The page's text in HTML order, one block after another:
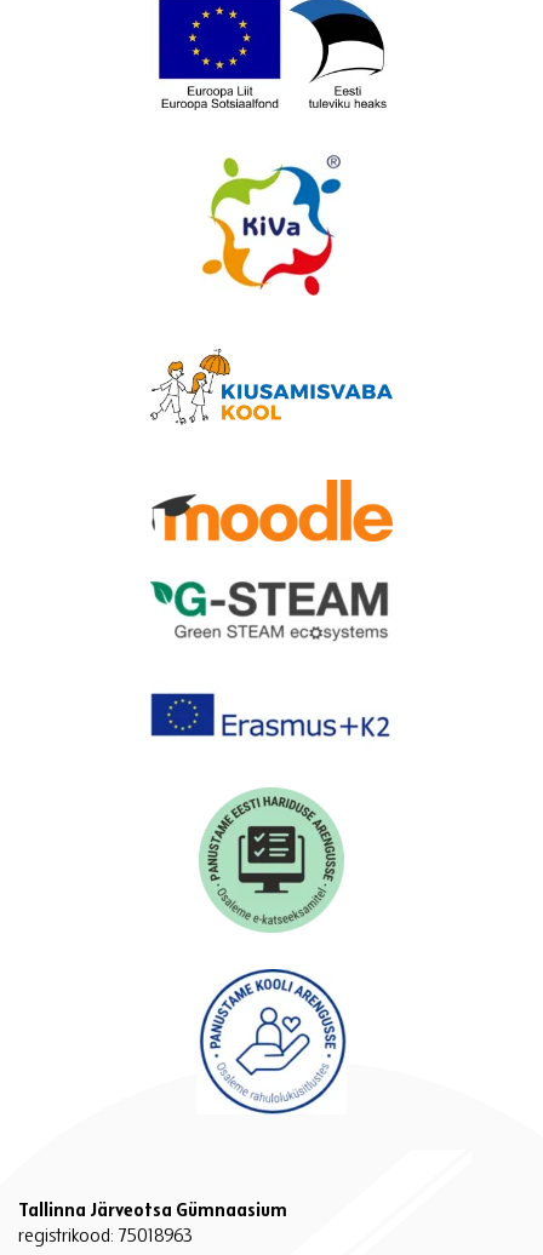
Tallinna Järveotsa Gümnaasium
registrikood: 75018963